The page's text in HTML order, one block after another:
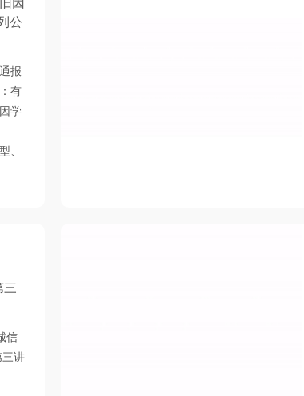
公
报
有
学
、
三
信
三讲